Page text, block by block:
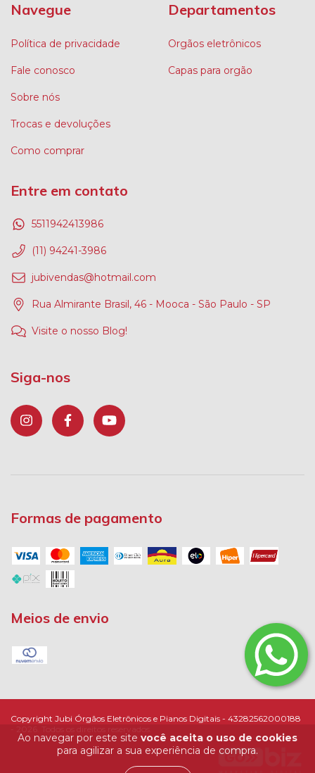
Ao navegar por este site você aceita o uso de cookies
para agilizar a sua experiência de compra.
Navegue
Política de privacidade
Fale conosco
Sobre nós
Trocas e devoluções
Como comprar
Departamentos
Orgãos eletrônicos
Capas para orgão
Entre em contato
5511942413986
(11) 94241-3986
jubivendas@hotmail.com
Rua Almirante Brasil, 46 - Mooca - São Paulo - SP
Visite o nosso Blog!
Siga-nos
Formas de pagamento
Meios de envio
Copyright Jubi Órgãos Eletrônicos e Pianos Digitais - 43282562000188